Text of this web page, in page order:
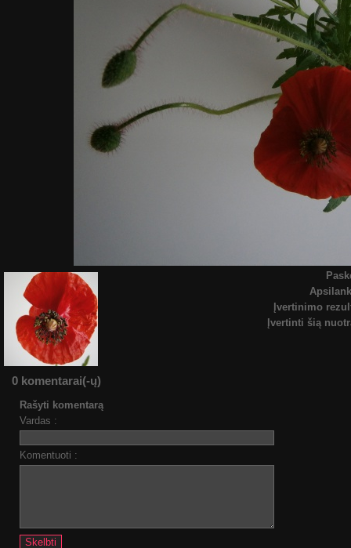
Įvertinimo
Įvertinti šią
0 komentarai(-ų)
Rašyti komentarą
Vardas :
Komentuoti :